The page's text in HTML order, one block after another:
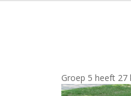
Groep 5 heeft